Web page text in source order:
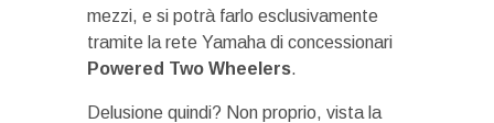
mezzi, e si potrà farlo esclusivamente
tramite la rete Yamaha di concessionari
Powered Two Wheelers.
Delusione quindi? Non proprio, vista la